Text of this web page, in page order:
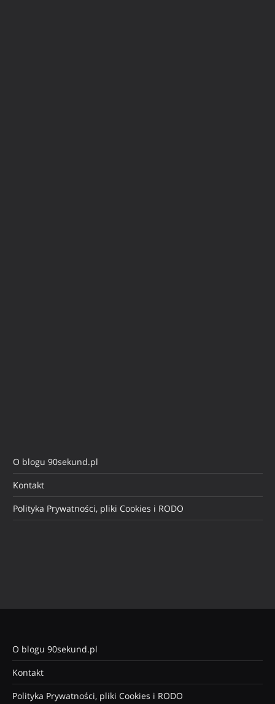
O blogu 90sekund.pl
Kontakt
Polityka Prywatności, pliki Cookies i RODO
O blogu 90sekund.pl
Kontakt
Polityka Prywatności, pliki Cookies i RODO